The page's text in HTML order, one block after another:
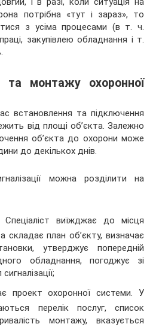
потрібна «тут і зараз», то
з усіма процесами (в т. ч.
закупівлею обладнання і т.
та монтажу охоронної
встановлення та підключення
від площі об’єкта. Залежно
об’єкта до охорони може
до декількох днів.
можна розділити на
Спеціаліст виїжджає до місця
складає план об’єкту, визначає
утверджує попередній
обладнання, погоджує зі
проект охоронної системи. У
перелік послуг, список
монтажу, вказується